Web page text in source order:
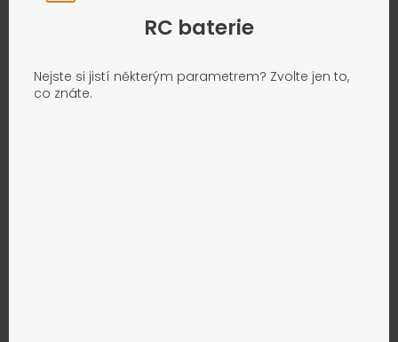
RC baterie
Nejste si jistí některým parametrem? Zvolte jen to,
co znáte.